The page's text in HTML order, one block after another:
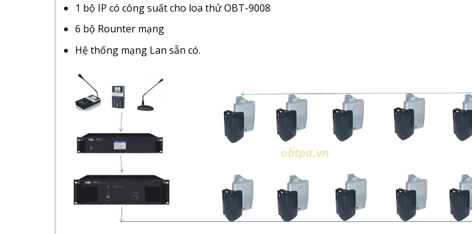
1 bộ IP có công suất cho loa thử OBT-9008
6 bộ Rounter mạng
Hệ thống mạng Lan sẵn có.